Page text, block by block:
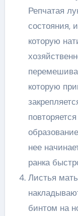
Репчатая
состояния,
которую
которую
нее
ранка
Листья
бинтом на